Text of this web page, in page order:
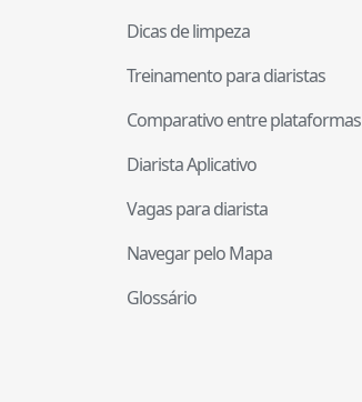
Dicas de limpeza
Treinamento para diaristas
Comparativo entre plataformas
Diarista Aplicativo
Vagas para diarista
Navegar pelo Mapa
Glossário